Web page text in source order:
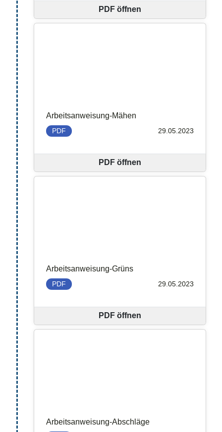
PDF öffnen
Arbeitsanweisung-Mähen
PDF 29.05.2023
PDF öffnen
Arbeitsanweisung-Grüns
PDF 29.05.2023
PDF öffnen
Arbeitsanweisung-Abschläge